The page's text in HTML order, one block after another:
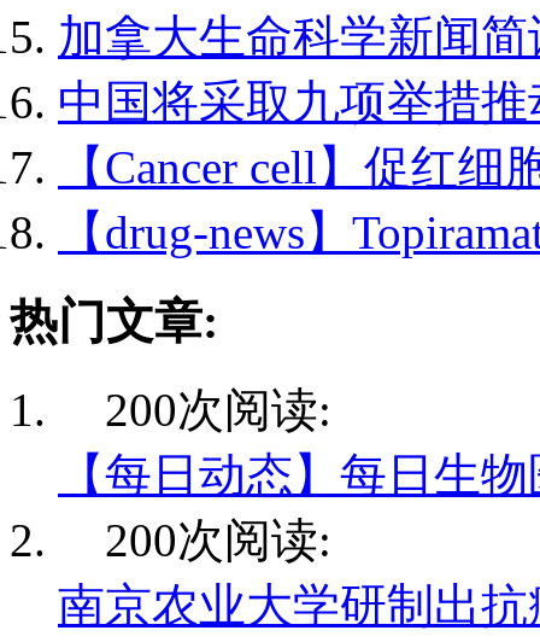
加拿大生命科学新闻简
中国将采取九项举措推
【Cancer cell】促红细
【drug-news】
热门文章:
200次阅读:
【每日动态】每日生
200次阅读:
南京农业大学研制出抗